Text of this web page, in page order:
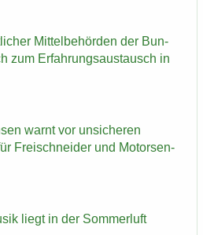
Mit­tel­be­hör­den der Bun­
zum Er­fah­rungs­aus­tausch in
warnt vor un­si­che­ren
Frei­schnei­der und Mo­tor­sen­
liegt in der Som­mer­luft